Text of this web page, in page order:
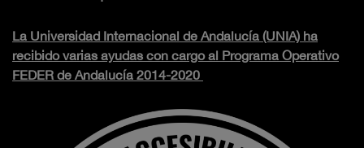
La Universidad Internacional de Andalucía (UNIA) ha
recibido varias ayudas con cargo al Programa Operativo
FEDER de Andalucía 2014-2020